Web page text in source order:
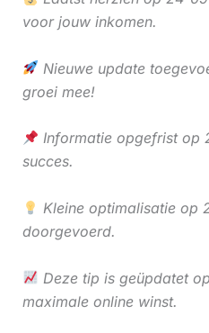
voor jouw inkomen.
Nieuwe update
groei mee!
Informatie opgefrist op
succes.
Kleine optimalisatie op
doorgevoerd.
Deze tip is geüpdatet
maximale online winst.